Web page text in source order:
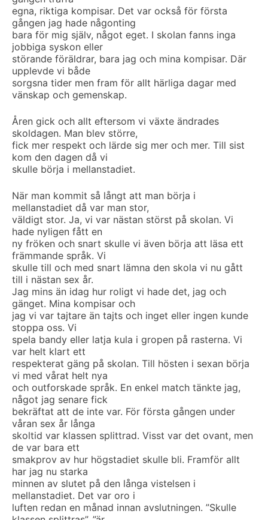
egna, riktiga kompisar. Det var också för första
gången jag hade någonting
bara för mig själv, något eget. I skolan fanns inga
jobbiga syskon eller
störande föräldrar, bara jag och mina kompisar. Där
upplevde vi både
sorgsna tider men fram för allt härliga dagar med
vänskap och gemenskap.
Åren gick och allt eftersom vi växte ändrades
skoldagen. Man blev större,
fick mer respekt och lärde sig mer och mer. Till sist
kom den dagen då vi
skulle börja i mellanstadiet.
När man kommit så långt att man börja i
mellanstadiet då var man stor,
väldigt stor. Ja, vi var nästan störst på skolan. Vi
hade nyligen fått en
ny fröken och snart skulle vi även börja att läsa ett
främmande språk. Vi
skulle till och med snart lämna den skola vi nu gått
till i nästan sex år.
Jag mins än idag hur roligt vi hade det, jag och
gänget. Mina kompisar och
jag vi var tajtare än tajts och inget eller ingen kunde
stoppa oss. Vi
spela bandy eller latja kula i gropen på rasterna. Vi
var helt klart ett
respekterat gäng på skolan. Till hösten i sexan börja
vi med vårat helt nya
och outforskade språk. En enkel match tänkte jag,
något jag senare fick
bekräftat att de inte var. För första gången under
våran sex år långa
skoltid var klassen splittrad. Visst var det ovant, men
de var bara ett
smakprov av hur högstadiet skulle bli. Framför allt
har jag nu starka
minnen av slutet på den långa vistelsen i
mellanstadiet. Det var oro i
luften redan en månad innan avslutningen. ”Skulle